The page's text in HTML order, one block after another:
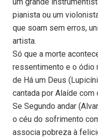
pianista ou um
que soam sem erros,
artista.
Só que a morte
ressentimento e o ódio
de Há um Deus
cantada por Alaíde com
Se Segundo andar
o céu do sofrimento
associa pobreza à